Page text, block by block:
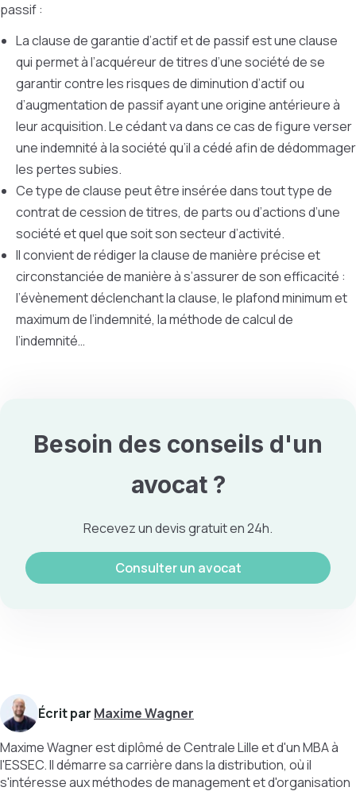
passif :
La clause de garantie d’actif et de passif est une clause
qui permet à l’acquéreur de titres d’une société de se
garantir contre les risques de diminution d’actif ou
d’augmentation de passif ayant une origine antérieure à
leur acquisition. Le cédant va dans ce cas de figure verser
une indemnité à la société qu’il a cédé afin de dédommager
les pertes subies.
Ce type de clause peut être insérée dans tout type de
contrat de cession de titres, de parts ou d’actions d’une
société et quel que soit son secteur d’activité.
Il convient de rédiger la clause de manière précise et
circonstanciée de manière à s’assurer de son efficacité :
l’évènement déclenchant la clause, le plafond minimum et
maximum de l’indemnité, la méthode de calcul de
l’indemnité…
Besoin des conseils d'un
avocat ?
Recevez un devis gratuit en 24h.
Consulter un avocat
Écrit par Maxime Wagner
Maxime Wagner est diplômé de Centrale Lille et d'un MBA à
l'ESSEC. Il démarre sa carrière dans la distribution, où il
s'intéresse aux méthodes de management et d'organisation